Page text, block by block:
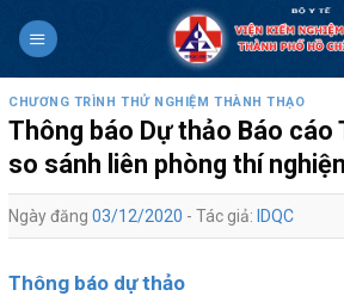
CHƯƠNG TRÌNH THỬ NGHIỆM THÀNH THẠO
Thông báo Dự thảo Báo cáo
so sánh liên phòng thí
Ngày đăng 03/12/2020 - Tác giả: IDQC
Thông báo dự thảo